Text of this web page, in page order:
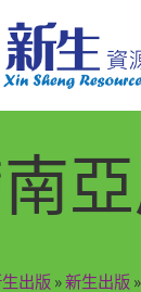
出版 »新生出版 »